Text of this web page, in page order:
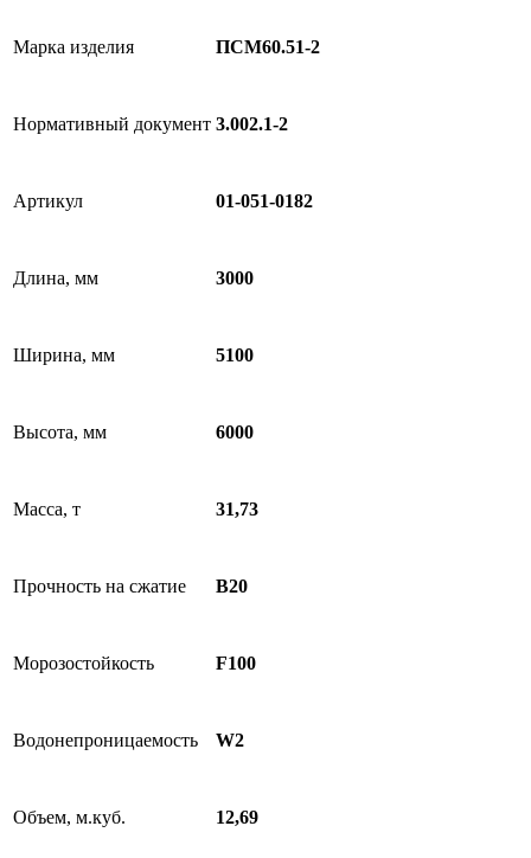
Марка изделия ПСМ60.51-2
Нормативный документ 3.002.1-2
Артикул 01-051-0182
Длина, мм 3000
Ширина, мм 5100
Высота, мм 6000
Масса, т 31,73
Прочность на сжатие B20
Морозостойкость F100
Водонепроницаемость W2
Объем, м.куб. 12,69